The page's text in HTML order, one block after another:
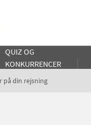
QUIZ OG
KONKURRENCER
på din rejsning